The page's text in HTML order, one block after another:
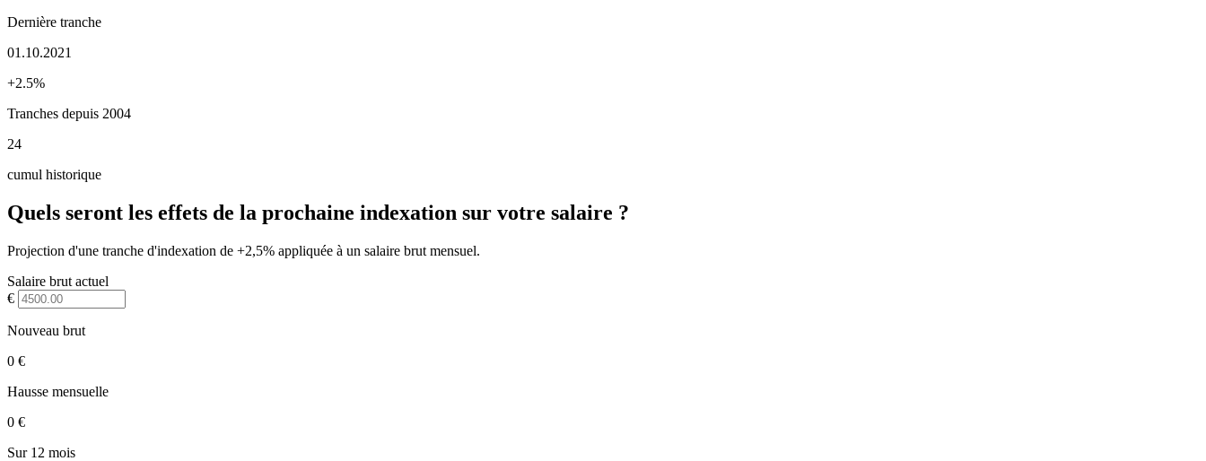
Dernière tranche
01.10.2021
+2.5%
Tranches depuis 2004
24
cumul historique
Quels seront les effets de la prochaine indexation sur votre salaire ?
Projection d'une tranche d'indexation de +2,5% appliquée à un salaire brut mensuel.
Salaire brut actuel
€
Nouveau brut
0 €
Hausse mensuelle
0 €
Sur 12 mois